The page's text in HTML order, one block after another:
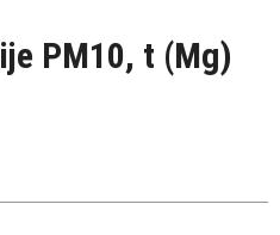
PM10, t (Mg)